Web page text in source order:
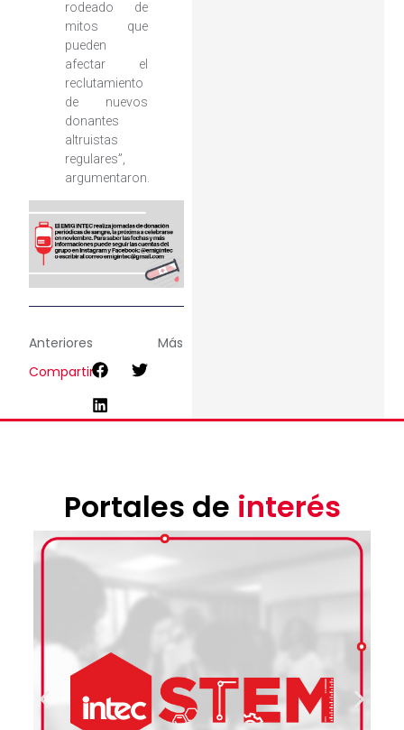
rodeado de
mitos que
pueden
afectar el
reclutamiento
de nuevos
donantes
altruistas
regulares”,
argumentaron.
Anteriores
Más
Compartir
Portales de interés